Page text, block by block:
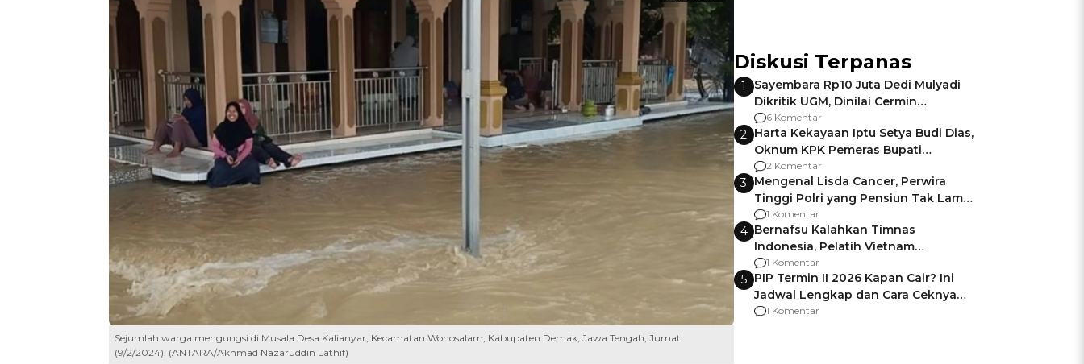
Sejumlah warga mengungsi di Musala Desa Kalianyar, Kecamatan Wonosalam, Kabupaten Demak, Jawa Tengah, Jumat
(9/2/2024). (ANTARA/Akhmad Nazaruddin Lathif)
Diskusi Terpanas
1
Sayembara Rp10 Juta Dedi Mulyadi
Dikritik UGM, Dinilai Cermin
Gagalnya Negara Jamin Keamanan
6 Komentar
2 Harta Kekayaan Iptu Setya Budi Dias,
Oknum KPK Pemeras Bupati
Pemalang
2 Komentar
3 Mengenal Lisda Cancer, Perwira
Tinggi Polri yang Pensiun Tak Lama
Usai Jadi Brigjen
1 Komentar
4 Bernafsu Kalahkan Timnas
Indonesia, Pelatih Vietnam
Berencana Pakai Jimat di Pakansari
1 Komentar
5 PIP Termin II 2026 Kapan Cair? Ini
Jadwal Lengkap dan Cara Ceknya
agar Dana Tidak Hangus!
1 Komentar